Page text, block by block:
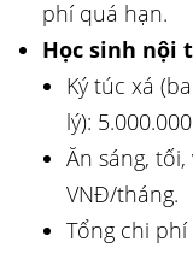
phí quá hạn.
Học sinh nội
Ký túc xá
lý):
Ăn sáng,
VNĐ/tháng.
Tổng chi